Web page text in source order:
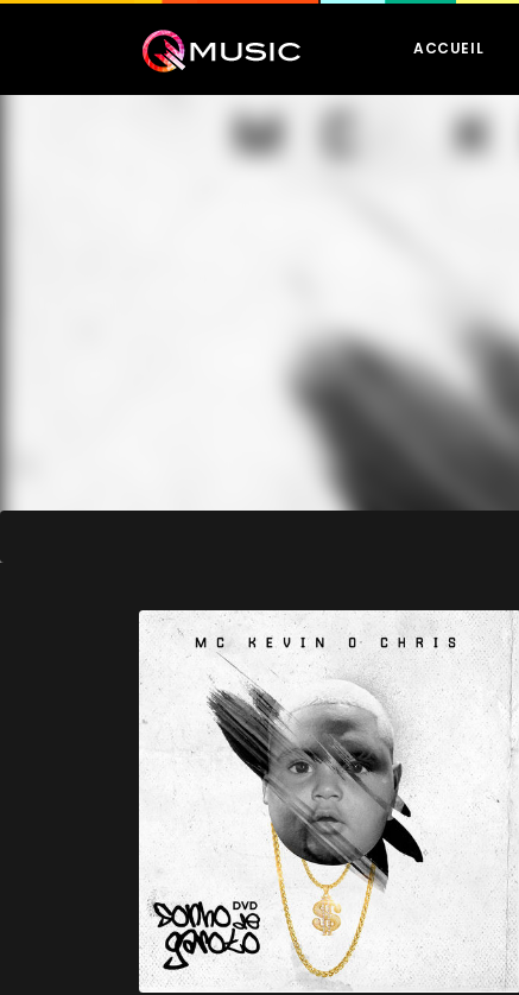
ACCUEIL